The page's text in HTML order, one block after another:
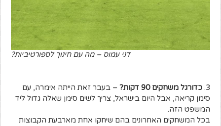
דני עמוס – מה עם חינוך לספורטיביות?
3. כדורגל משחקים 90 דקות?
– בעבר זאת הייתה אימרה, עם
סימן קריאה, אבל היום בישראל, צריך לשים סימן שאלה גדול ליד
המשפט הזה.
בכל המשחקים האחרונים בהם שיחקו אחת מארבעת הקבוצות